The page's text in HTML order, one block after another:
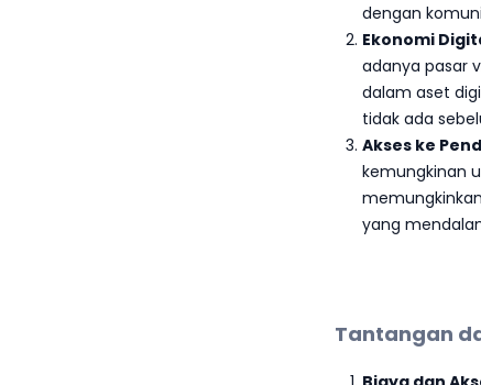
dengan
Ekonomi
adanya pasar
dalam aset
tidak ada
Akses ke
kemungkinan
yang
Tantangan